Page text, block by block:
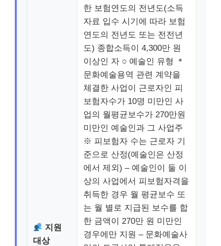
지원
대상
한 보험연도의 전년도(소득
자료 입수 시기에 따라 보험
연도의 전년도 또는 전전년
도) 종합소득이 4,300만 원
이상인 자 ○ 예술인 유형 ＊
문화예술용역 관련 계약을
체결한 사업이 근로자인 피
보험자수가 10명 미만인 사
업의 월평균보수가 270만원
미만인 예술인과 그 사업주
※ 피보험자 수는 근로자 기
준으로 산정(예술인은 산정
에서 제외) – 예술인이 둘 이
상의 사업에서 피보험자격을
취득한 경우 월 평균보수 또
는 월 별로 지급된 보수를 합
한 금액이 270만 원 미만인
경우에만 지원 – 문화예술사